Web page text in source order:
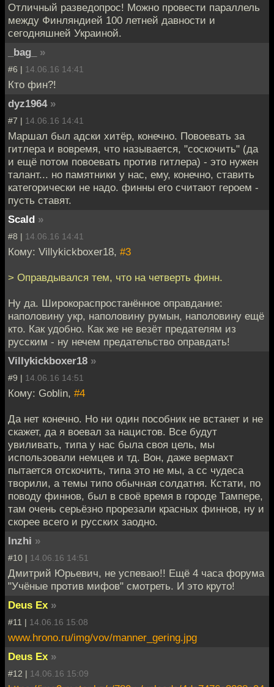
Отличный разведопрос! Можно провести параллель
между Финляндией 100 летней давности и
сегодняшней Украиной.
_bag_
»
#6 | 14.06.16 14:41
Кто фин?!
dyz1964 »
#7 | 14.06.16 14:41
Маршал был адски хитёр, конечно. Повоевать за
гитлера и вовремя, что называется, "соскочить" (да
и ещё потом повоевать против гитлера) - это нужен
талант... но памятники у нас, ему, конечно, ставить
категорически не надо. финны его считают героем -
пусть ставят.
Scald »
#8 | 14.06.16 14:41
Кому: Villykickboxer18, #3
> Оправдывался тем, что на четверть финн.
Ну да. Широкораспростанённое оправдание:
наполовину укр, наполовину румын, наполовину ещё
кто. Как удобно. Как же не везёт предателям из
русским - ну нечем предательство оправдать!
Villykickboxer18 »
#9 | 14.06.16 14:51
Кому: Goblin, #4
Да нет конечно. Но ни один пособник не встанет и не
скажет, да я воевал за нацистов. Все будут
увиливать, типа у нас была своя цель, мы
использовали немцев и тд. Вон, даже вермахт
пытается отскочить, типа это не мы, а сс чудеса
творили, а темы типо обычная солдатня. Кстати, по
поводу финнов, был в своё время в городе Тампере,
там очень серьёзно прорезали красных финнов, ну и
скорее всего и русских заодно.
Inzhi »
#10 | 14.06.16 14:51
Дмитрий Юрьевич, не успеваю!! Ещё 4 часа форума
"Учёные против мифов" смотреть. И это круто!
Deus Ex »
#11 | 14.06.16 15:08
www.hrono.ru/img/vov/manner_gering.jpg
Deus Ex »
#12 | 14.06.16 15:09